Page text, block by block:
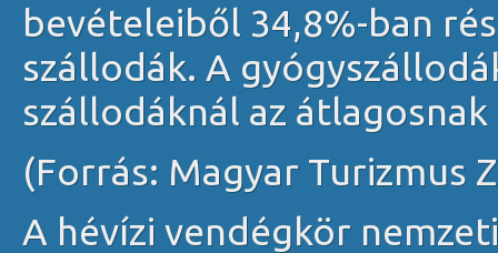
bevételeiből 34,8%-ban
szállodák. A
szállodáknál az
(Forrás: Magyar Turizmus
A hévízi vendégkör